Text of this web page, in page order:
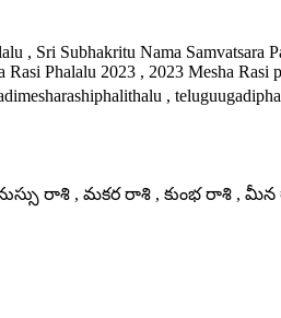
, Sri Subhakritu Nama Samvatsara
Phalalu 2023 , 2023 Mesha
,
రాశి , మకర రాశి , కుంభ రాశి ,